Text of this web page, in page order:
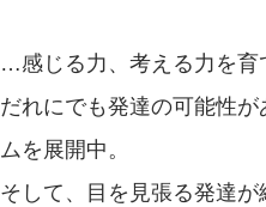
…感じる力、考える力を
だれにでも発達の可能性
ムを展開中。
そして、目を見張る発達が